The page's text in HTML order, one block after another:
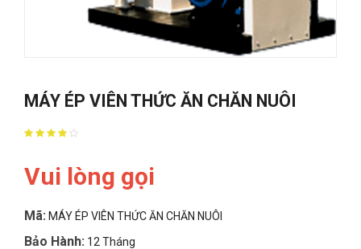
MÁY ÉP VIÊN THỨC ĂN CHĂN NUÔI
Vui lòng gọi
Mã: MÁY ÉP VIÊN THỨC ĂN CHĂN NUÔI
Bảo Hành: 12 Tháng